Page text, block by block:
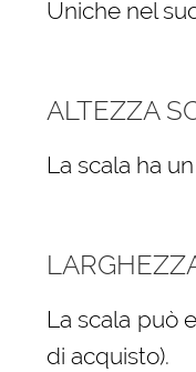
Uniche nel
ALTEZZA
La scala ha
La scala può
di acquisto).